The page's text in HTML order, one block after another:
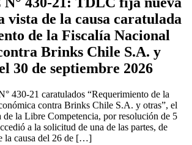
vista de la causa caratulada
de la Fiscalía Nacional
Brinks Chile S.A. y
30 de septiembre 2026
430-21 caratulados “Requerimiento de la
contra Brinks Chile S.A. y otras”, el
de la Libre Competencia, por resolución de 5
a la solicitud de una de las partes, de
la causa del 26 de […]